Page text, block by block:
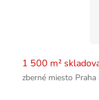
1 500 m²
zberné miesto Praha